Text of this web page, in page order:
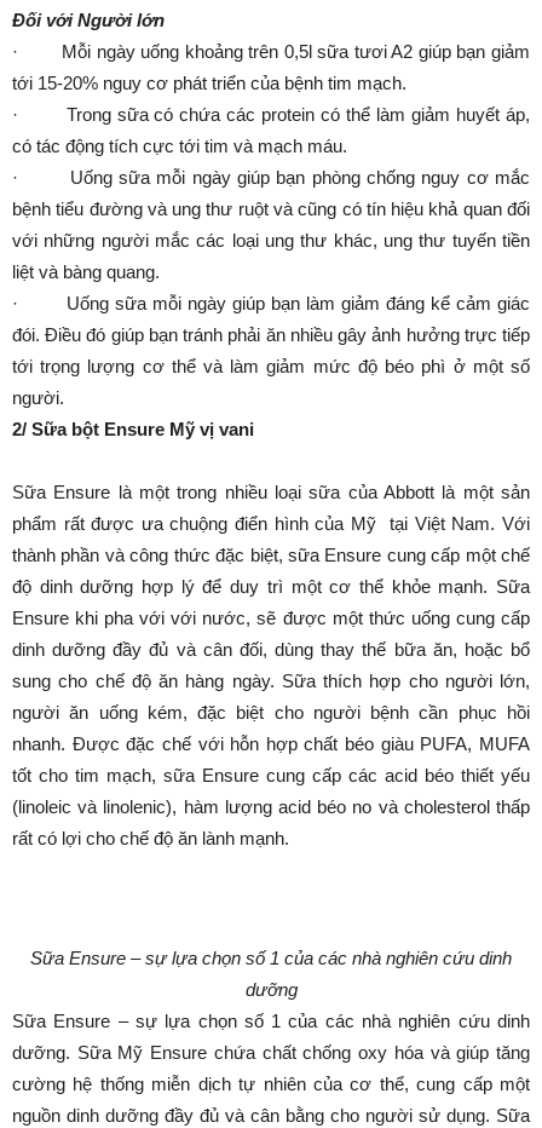
Đối với Người lớn
· Mỗi ngày uống khoảng trên 0,5l sữa tươi A2 giúp bạn giảm
tới 15-20% nguy cơ phát triển của bệnh tim mạch.
· Trong sữa có chứa các protein có thể làm giảm huyết áp,
có tác động tích cực tới tim và mạch máu.
· Uống sữa mỗi ngày giúp bạn phòng chống nguy cơ mắc
bệnh tiểu đường và ung thư ruột và cũng có tín hiệu khả quan đối
với những người mắc các loại ung thư khác, ung thư tuyến tiền
liệt và bàng quang.
· Uống sữa mỗi ngày giúp bạn làm giảm đáng kể cảm giác
đói. Điều đó giúp bạn tránh phải ăn nhiều gây ảnh hưởng trực tiếp
tới trọng lượng cơ thể và làm giảm mức độ béo phì ở một số
người.
2/ Sữa bột Ensure Mỹ vị vani
Sữa Ensure là một trong nhiều loại sữa của Abbott là một sản
phẩm rất được ưa chuộng điển hình của Mỹ tại Việt Nam. Với
thành phần và công thức đặc biệt, sữa Ensure cung cấp một chế
độ dinh dưỡng hợp lý để duy trì một cơ thể khỏe mạnh. Sữa
Ensure khi pha với với nước, sẽ được một thức uống cung cấp
dinh dưỡng đầy đủ và cân đối, dùng thay thế bữa ăn, hoặc bổ
sung cho chế độ ăn hàng ngày. Sữa thích hợp cho người lớn,
người ăn uống kém, đặc biệt cho người bệnh cần phục hồi
nhanh. Được đặc chế với hỗn hợp chất béo giàu PUFA, MUFA
tốt cho tim mạch, sữa Ensure cung cấp các acid béo thiết yếu
(linoleic và linolenic), hàm lượng acid béo no và cholesterol thấp
rất có lợi cho chế độ ăn lành mạnh.
Sữa Ensure – sự lựa chọn số 1 của các nhà nghiên cứu dinh
dưỡng
Sữa Ensure – sự lựa chọn số 1 của các nhà nghiên cứu dinh
dưỡng. Sữa Mỹ Ensure chứa chất chống oxy hóa và giúp tăng
cường hệ thống miễn dịch tự nhiên của cơ thể, cung cấp một
nguồn dinh dưỡng đầy đủ và cân bằng cho người sử dụng. Sữa